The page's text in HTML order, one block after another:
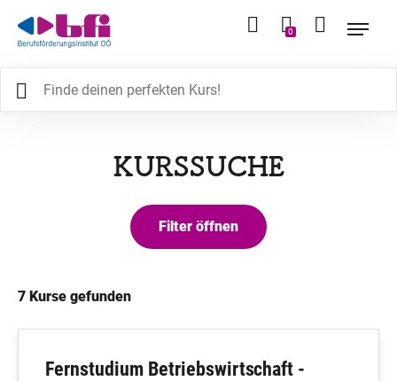
0
KURSSUCHE
7 Kurse gefunden
Fernstudium Betriebswirtschaft -